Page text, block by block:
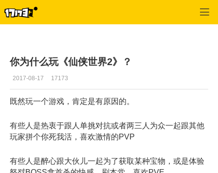
你为什么玩《仙侠世界2》？
2017-08-17 17173
既然玩一个游戏，肯定是有原因的。
有些人是热衷于跟人单挑对抗或者两三人为众一起跟其他
玩家拼个你死我活，喜欢激情的PVP
有些人是醉心跟大伙儿一起为了获取某种宝物，或是体验